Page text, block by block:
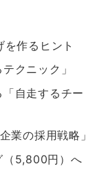
を作るヒント
クニック」
自走するチー
業の採用戦略」
（5,800円）へ